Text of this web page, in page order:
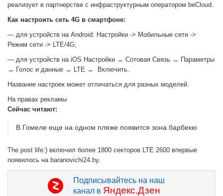
реализует в партнерстве с инфраструктурным оператором beCloud.
Как настроить сеть 4G в смартфоне:
— для устройств на Android: Настройки -> Мобильные сети ->
Режим сети -> LTE/4G;
— для устройств на iOS Настройки → Сотовая Связь → Параметры
→ Голос и данные → LTE → Включить.
Название настроек может отличаться для разных моделей.
На правах рекламы
Сейчас читают:
В Гомеле еще на одном пляже появится зона барбекю
The post life:) включил более 1800 секторов LTE 2600 впервые
появилось на baranovichi24.by.
Подписывайтесь на наш
канал в Яндекс.Дзен